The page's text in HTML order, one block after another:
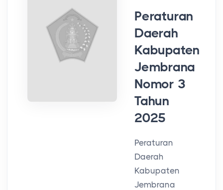
Peraturan
Daerah
Kabupaten
Jembrana
Nomor 3
Tahun
2025
Peraturan
Daerah
Kabupaten
Jembrana